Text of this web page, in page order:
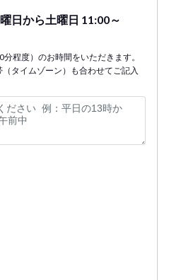
日から土曜日 11:00～
程度）のお時間をいただきます。
タイムゾーン）も合わせてご記入